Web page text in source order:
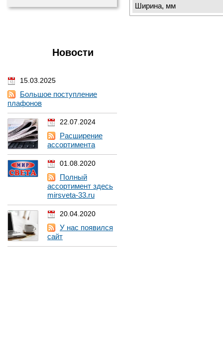
Новости
15.03.2025
Большое поступление
плафонов
22.07.2024
Расширение
ассортимента
01.08.2020
Полный
ассортимент здесь
mirsveta-33.ru
20.04.2020
У нас появился
сайт
Ширина, мм